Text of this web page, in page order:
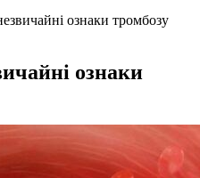
ознаки тромбозу
ознаки